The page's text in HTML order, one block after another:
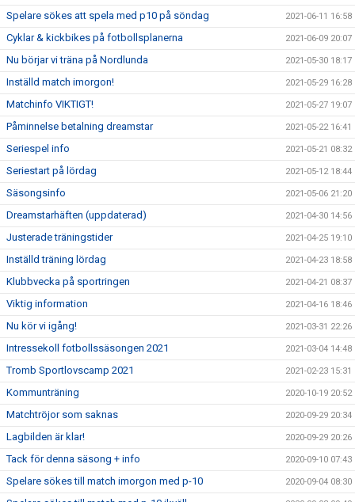
Spelare sökes att spela med p10 på söndag 2021-06-11 16:58
Cyklar & kickbikes på fotbollsplanerna 2021-06-09 20:07
Nu börjar vi träna på Nordlunda 2021-05-30 18:17
Inställd match imorgon! 2021-05-29 16:28
Matchinfo VIKTIGT! 2021-05-27 19:07
Påminnelse betalning dreamstar 2021-05-22 16:41
Seriespel info 2021-05-21 08:32
Seriestart på lördag 2021-05-12 18:44
Säsongsinfo 2021-05-06 21:20
Dreamstarhäften (uppdaterad) 2021-04-30 14:56
Justerade träningstider 2021-04-25 19:10
Inställd träning lördag 2021-04-23 18:58
Klubbvecka på sportringen 2021-04-21 08:37
Viktig information 2021-04-16 18:46
Nu kör vi igång! 2021-03-31 22:26
Intressekoll fotbollssäsongen 2021 2021-03-04 14:48
Tromb Sportlovscamp 2021 2021-02-23 15:31
Kommunträning 2020-10-19 20:52
Matchtröjor som saknas 2020-09-29 20:34
Lagbilden är klar! 2020-09-29 20:26
Tack för denna säsong + info 2020-09-10 07:43
Spelare sökes till match imorgon med p-10 2020-09-04 08:30